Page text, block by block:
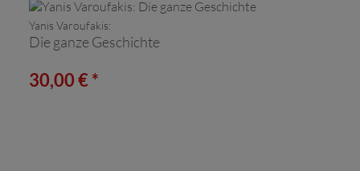
Yanis Varoufakis:
Die ganze Geschichte
30,00 € *